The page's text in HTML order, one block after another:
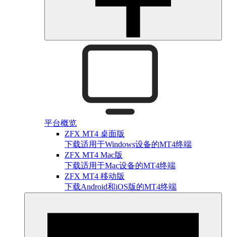
平台概览
ZFX MT4 桌面版
下载适用于Windows设备的MT4终端
ZFX MT4 Mac版
下载适用于Mac设备的MT4终端
ZFX MT4 移动版
下载Android和iOS版的MT4终端